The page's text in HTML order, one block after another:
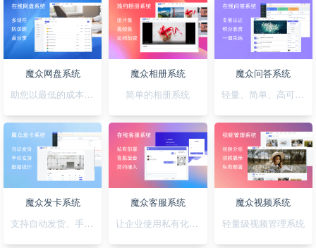
魔众网盘系统
魔众相册系统
简单的相册系统
魔众问答系统
魔众发卡系统
魔众客服系统
魔众视频系统
轻量级视频管理系统